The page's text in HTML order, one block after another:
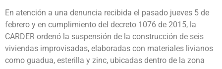
En atención a una denuncia recibida el pasado jueves 5 de
febrero y en cumplimiento del decreto 1076 de 2015, la
CARDER ordenó la suspensión de la construcción de seis
viviendas improvisadas, elaboradas con materiales livianos
como guadua, esterilla y zinc, ubicadas dentro de la zona